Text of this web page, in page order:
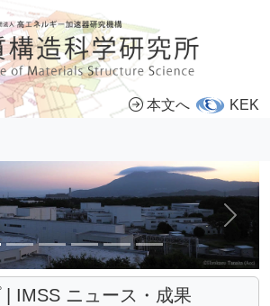
本文へ KEK
次へ
| IMSS ニュース・成果